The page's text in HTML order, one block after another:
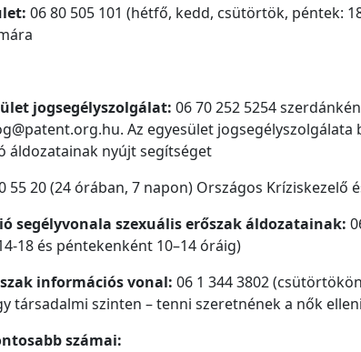
06 80 505 101 (hétfő, kedd, csütörtök, péntek:
jogsegélyszolgálat: 06 70 252 5254
Az egyesület
áldozatainak nyújt segítséget
55 20 (24 órában, 7 napon) Országos
segélyvonala szexuális erőszak áldozatainak:
18 és péntekenként 10–14 óráig)
információs vonal: 06 1 344 3802
társadalmi szinten – tenni szeretnének a nők
számai: